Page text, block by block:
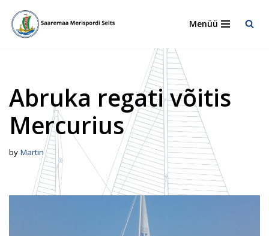
Skip
Menüü
Abruka regati võitis
Mercurius
by Martin